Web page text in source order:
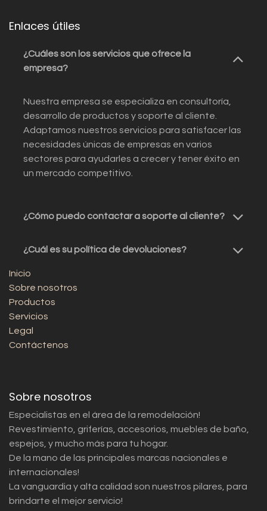
Enlaces útiles
¿Cuáles son los servicios que ofrece la
empresa?
Nuestra empresa se especializa en consultoría,
desarrollo de productos y soporte al cliente.
Adaptamos nuestros servicios para satisfacer las
necesidades únicas de empresas en varios
sectores para ayudarles a crecer y tener éxito en
un mercado competitivo.
¿Cómo puedo contactar a soporte al cliente?
¿Cuál es su política de devoluciones?
Inicio
Sobre nosotros
Productos
Servicios
Legal
Contáctenos
Sobre nosotros
Especialistas en el área de la remodelación!
Revestimiento, griferías, accesorios, muebles de baño,
espejos, y mucho más para tu hogar.
De la mano de las principales marcas nacionales e
internacionales!
La vanguardia y alta calidad son nuestros pilares, para
brindarte el mejor servicio!